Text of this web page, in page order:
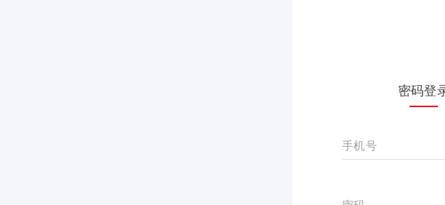
密码登
手机号